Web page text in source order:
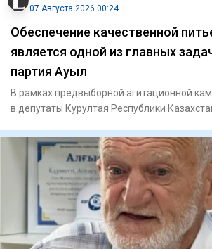
07 Августа 2026 00:24
Обеспечение качественной
является одной из главных
партия Ауыл
В рамках предвыборной агитационной
в депутаты Курултая Республики